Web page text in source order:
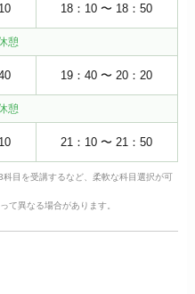
18：10 〜 18：50
憩
19：40 〜 20：20
憩
21：10 〜 21：50
目を受講するなど、柔軟な科目選択が可
て異なる場合があります。